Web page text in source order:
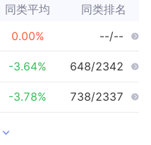
同类平均 同类排名
0.00% --/--
-3.64% 648/2342
-3.78% 738/2337